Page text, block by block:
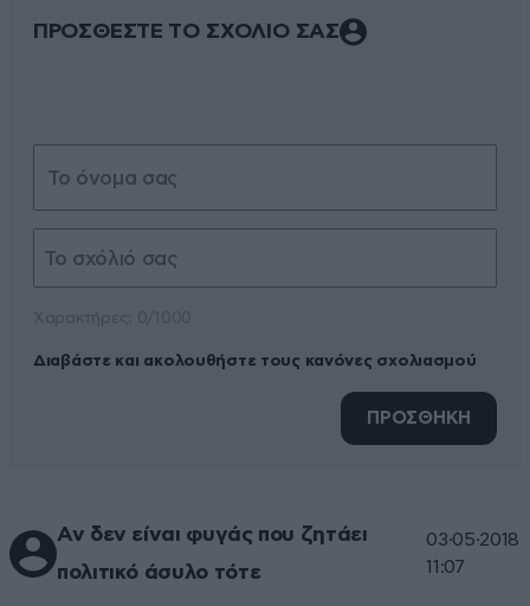
ΠΡΟΣΘΕΣΤΕ ΤΟ ΣΧΟΛΙΟ ΣΑΣ
Διαβάστε και ακολουθήστε τους κανόνες σχολιασμού
ΠΡΟΣΘΗΚΗ
Αν δεν είναι φυγάς που ζητάει
πολιτικό άσυλο τότε
03·05·2018
11:07